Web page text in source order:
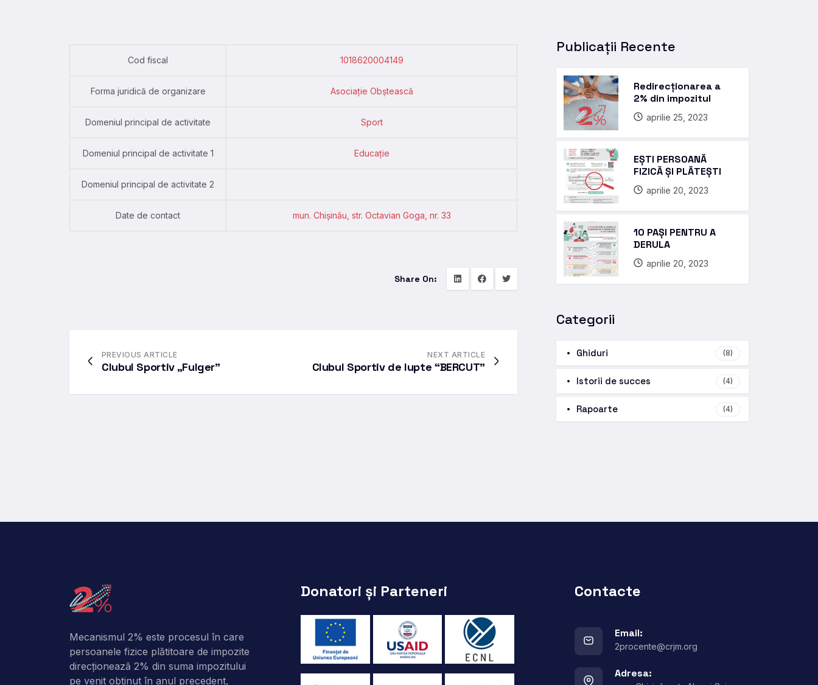
Cod fiscal 1018620004149
Forma juridică de organizare Asociație Obștească
Domeniul principal de activitate Sport
Domeniul principal de activitate 1 Educație
Domeniul principal de activitate 2
Date de contact mun. Chișinău, str. Octavian Goga, nr. 33
Share On:
PREVIOUS ARTICLE
Clubul Sportiv „Fulger”
NEXT ARTICLE
Clubul Sportiv de lupte “BERCUT”
Publicații Recente
Redirecționarea a
2% din impozitul
aprilie 25, 2023
EȘTI PERSOANĂ
FIZICĂ ȘI PLĂTEȘTI
aprilie 20, 2023
10 PAȘI PENTRU A
DERULA
aprilie 20, 2023
Categorii
Ghiduri (8)
Istorii de succes (4)
Rapoarte (4)
Mecanismul 2% este procesul în care
persoanele fizice plătitoare de impozite
direcţionează 2% din suma impozitului
pe venit obţinut în anul precedent,
Donatori și Parteneri Contacte
Email:
2procente@crjm.org
Adresa: